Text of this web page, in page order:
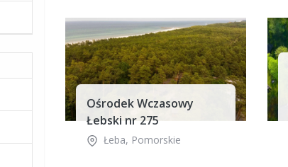
Ośrodek Wczasowy
Łebski nr 275
Łeba, Pomorskie